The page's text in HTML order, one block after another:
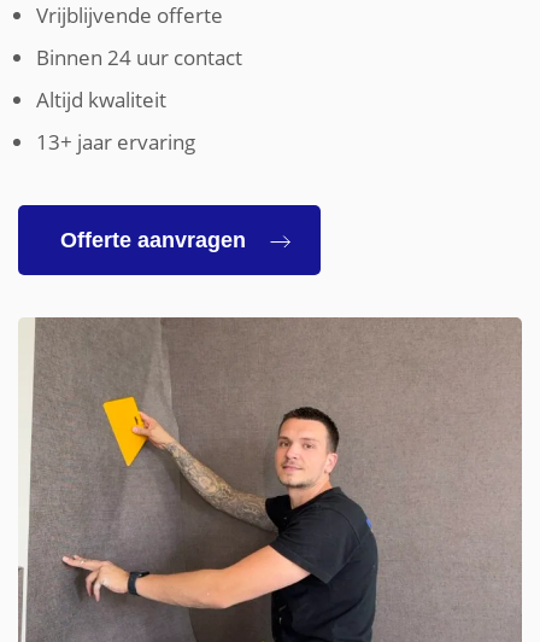
Vrijblijvende offerte
Binnen 24 uur contact
Altijd kwaliteit
13+ jaar ervaring
Offerte aanvragen